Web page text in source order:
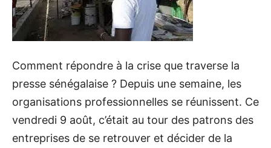
Comment répondre à la crise que traverse la
presse sénégalaise ? Depuis une semaine, les
organisations professionnelles se réunissent. Ce
vendredi 9 août, c’était au tour des patrons des
entreprises de se retrouver et décider de la